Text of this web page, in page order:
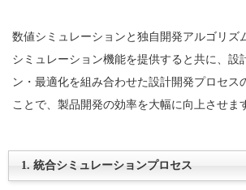
数値シミュレーションと独自開発アルゴリズ
シミュレーション機能を提供すると共に、設
ン・最適化を組み合わせた設計開発プロセス
ことで、製品開発の効率を大幅に向上させま
1. 統合シミュレーションプロセス